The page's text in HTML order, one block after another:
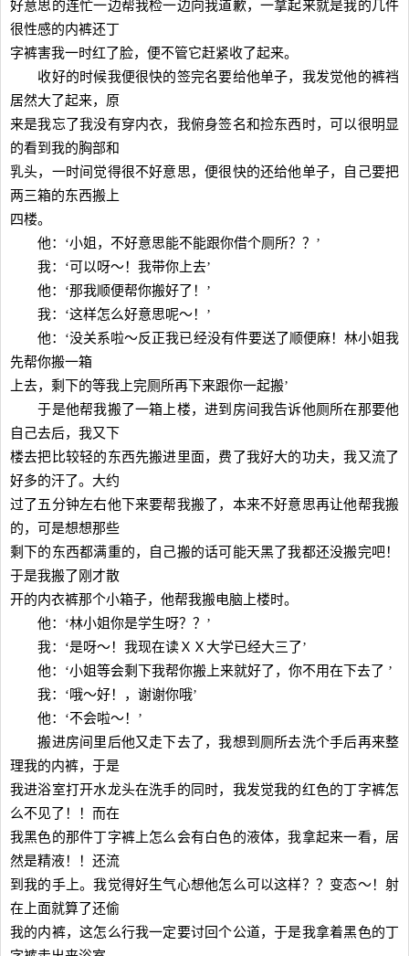
好意思的连忙一边帮我检一边向我道歉，一拿起来就是我的几件
很性感的内裤还丁
字裤害我一时红了脸，便不管它赶紧收了起来。
收好的时候我便很快的签完名要给他单子，我发觉他的裤裆
居然大了起来，原
来是我忘了我没有穿内衣，我俯身签名和捡东西时，可以很明显
的看到我的胸部和
乳头，一时间觉得很不好意思，便很快的还给他单子，自己要把
两三箱的东西搬上
四楼。
他：‘小姐，不好意思能不能跟你借个厕所？？’
我：‘可以呀～！我带你上去’
他：‘那我顺便帮你搬好了！’
我：‘这样怎么好意思呢～！’
他：‘没关系啦～反正我已经没有件要送了顺便麻！林小姐我
先帮你搬一箱
上去，剩下的等我上完厕所再下来跟你一起搬’
于是他帮我搬了一箱上楼，进到房间我告诉他厕所在那要他
自己去后，我又下
楼去把比较轻的东西先搬进里面，费了我好大的功夫，我又流了
好多的汗了。大约
过了五分钟左右他下来要帮我搬了，本来不好意思再让他帮我搬
的，可是想想那些
剩下的东西都满重的，自己搬的话可能天黑了我都还没搬完吧！
于是我搬了刚才散
开的内衣裤那个小箱子，他帮我搬电脑上楼时。
他：‘林小姐你是学生呀？？’
我：‘是呀～！我现在读ＸＸ大学已经大三了’
他：‘小姐等会剩下我帮你搬上来就好了，你不用在下去了 ’
我：‘哦～好！，谢谢你哦’
他：‘不会啦～！’
搬进房间里后他又走下去了，我想到厕所去洗个手后再来整
理我的内裤，于是
我进浴室打开水龙头在洗手的同时，我发觉我的红色的丁字裤怎
么不见了！！而在
我黑色的那件丁字裤上怎么会有白色的液体，我拿起来一看，居
然是精液！！还流
到我的手上。我觉得好生气心想他怎么可以这样？？变态～！射
在上面就算了还偷
我的内裤，这怎么行我一定要讨回个公道，于是我拿着黑色的丁